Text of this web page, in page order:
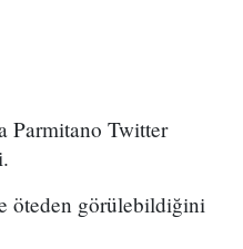
Parmitano Twitter
öteden görülebildiğini